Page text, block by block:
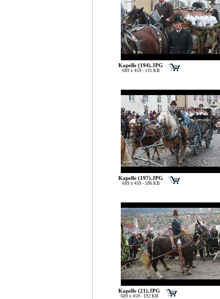
Kapelle (194).JPG
689 x 459 - 141 KB
Kapelle (197).JPG
689 x 459 - 186 KB
Kapelle (21).JPG
689 x 459 - 192 KB